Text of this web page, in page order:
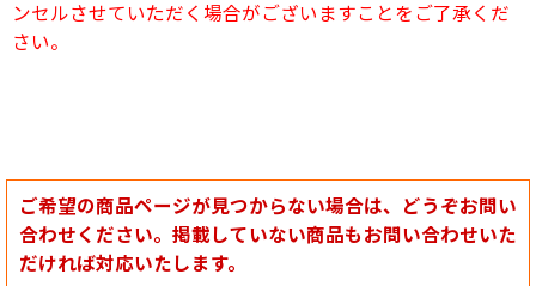
ンセルさせていただく場合がございますことをご了承くだ
さい。
ご希望の商品ページが見つからない場合は、どうぞお問い
合わせください。掲載していない商品もお問い合わせいた
だければ対応いたします。